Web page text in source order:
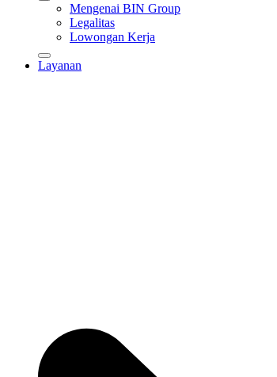
Mengenai BIN Group
Legalitas
Lowongan Kerja
Layanan